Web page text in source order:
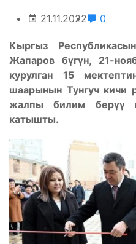
21.11.2022 0
Кыргыз
Жапаров бүгүн, 21-
курулган 15
шаарынын Тунгуч
жалпы билим берүү
катышты.